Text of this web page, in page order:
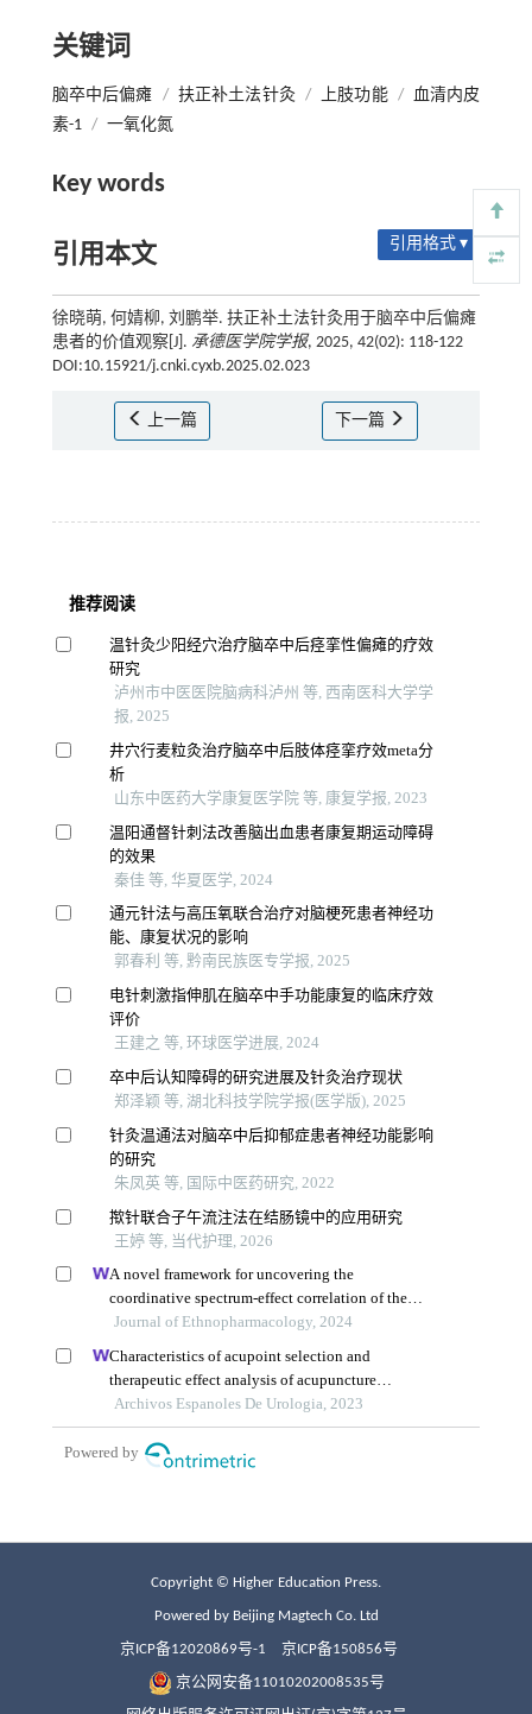
关键词
脑卒中后偏瘫 / 扶正补土法针灸 / 上肢功能 / 血清内皮
素-1 / 一氧化氮
Key words
引用本文 引用格式 ▾
徐晓萌, 何婧柳, 刘鹏举. 扶正补土法针灸用于脑卒中后偏瘫
患者的价值观察[J]. 承德医学院学报, 2025, 42(02): 118-122
DOI:10.15921/j.cnki.cyxb.2025.02.023
上一篇 下一篇
Copyright © Higher Education Press.
Powered by Beijing Magtech Co. Ltd
京ICP备12020869号-1 京ICP备150856号
京公网安备11010202008535号